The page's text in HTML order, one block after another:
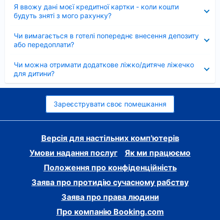
Я ввожу дані моєї кредитної картки - коли кошти
будуть зняті з мого рахунку?
Чи вимагається в готелі попереднє внесення депозиту
або передоплати?
Чи можна отримати додаткове ліжко/дитяче ліжечко
для дитини?
Зареєструвати своє помешкання
Версія для настільних комп'ютерів
Умови надання послуг
Як ми працюємо
Положення про конфіденційність
Заява про протидію сучасному рабству
Заява про права людини
Про компанію Booking.com